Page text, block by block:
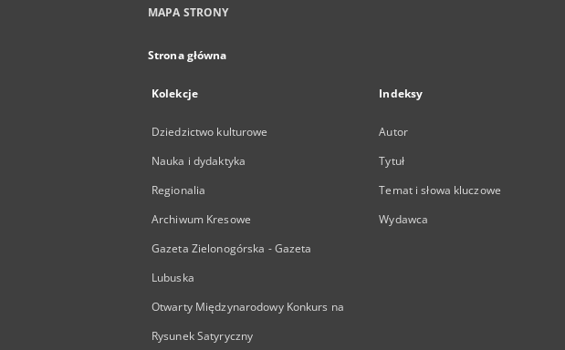
MAPA STRONY
Strona główna
Kolekcje
Dziedzictwo kulturowe
Nauka i dydaktyka
Regionalia
Archiwum Kresowe
Gazeta Zielonogórska - Gazeta
Lubuska
Otwarty Międzynarodowy Konkurs na
Rysunek Satyryczny
Indeksy
Autor
Tytuł
Temat i słowa kluczowe
Wydawca